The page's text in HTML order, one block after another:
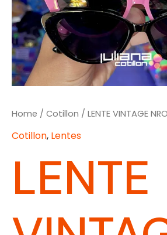
Home / Cotillon / LENTE VINTAGE
Cotillon, Lentes
LENTE